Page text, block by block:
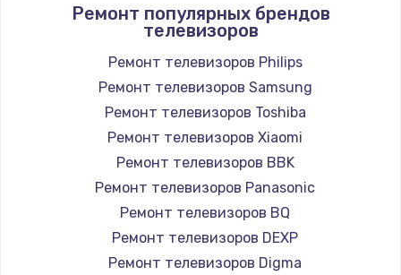
Программный ремонт/прошивка
Замена Bluetooth/Wi-Fi модуля
Заказать
Замена картридера
890 руб.
Ремонт популярных брендов
телевизоров
Ремонт телевизоров Philips
Ремонт телевизоров Samsung
Ремонт телевизоров Toshiba
Ремонт телевизоров Xiaomi
Ремонт телевизоров BBK
Ремонт телевизоров Panasonic
Ремонт телевизоров BQ
Ремонт телевизоров DEXP
Ремонт телевизоров Digma